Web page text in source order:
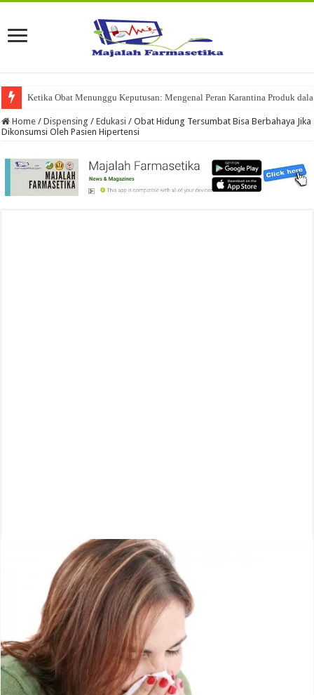
Ketika Obat Menunggu Keputusan: Mengenal Peran Karantina Produk
Home / Dispensing / Edukasi / Obat Hidung Tersumbat Bisa Berbahaya Jika
Dikonsumsi Oleh Pasien Hipertensi